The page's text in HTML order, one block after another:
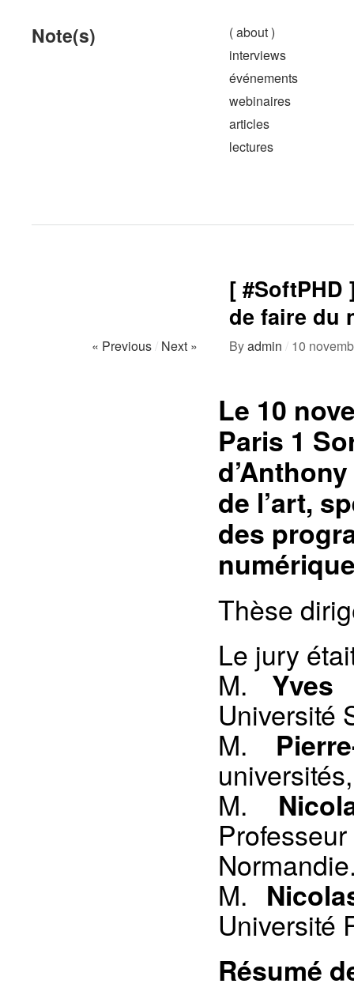
Note(s)
( about )
interviews
événements
webinaires
articles
lectures
[
de faire du
« Previous/ Next » Byadmin / 10
Le 10
Paris 1
de l’art,
des
Thèse
Le jury
M. Yves
Université
M.
M.
M.
Université
Résumé